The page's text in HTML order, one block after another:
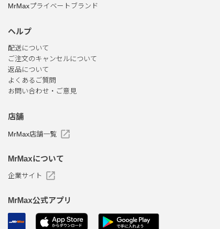
MrMaxプライベートブランド
ヘルプ
配送について
ご注文のキャンセルについて
返品について
よくあるご質問
お問い合わせ・ご意見
店舗
MrMax店舗一覧
MrMaxについて
企業サイト
MrMax公式アプリ